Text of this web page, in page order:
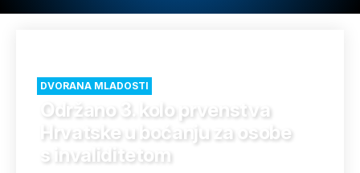
DVORANA MLADOSTI
Održano 3. kolo prvenstva
Hrvatske u boćanju za osobe
s invaliditetom